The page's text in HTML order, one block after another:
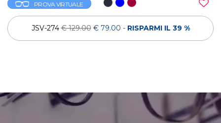
PROVA VIRTUALE
JSV-274€ 129.00 € 79.00 - RISPARMI IL 39 %